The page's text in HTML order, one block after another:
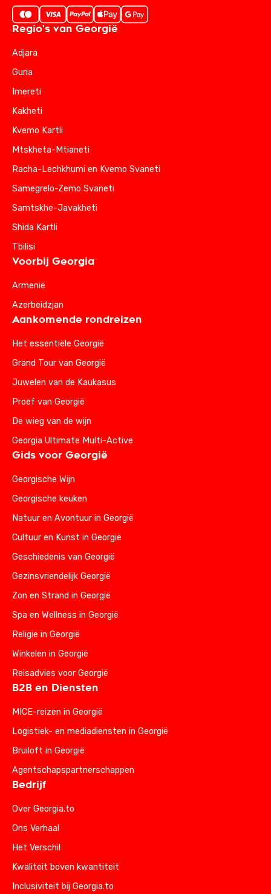
Regio's van Georgië
Adjara
Guria
Imereti
Kakheti
Kvemo Kartli
Mtskheta-Mtianeti
Racha-Lechkhumi en Kvemo Svaneti
Samegrelo-Zemo Svaneti
Samtskhe-Javakheti
Shida Kartli
Tbilisi
Voorbij Georgia
Armenië
Azerbeidzjan
Aankomende rondreizen
Het essentiële Georgië
Grand Tour van Georgië
Juwelen van de Kaukasus
Proef van Georgië
De wieg van de wijn
Georgia Ultimate Multi-Active
Gids voor Georgië
Georgische Wijn
Georgische keuken
Natuur en Avontuur in Georgië
Cultuur en Kunst in Georgië
Geschiedenis van Georgië
Gezinsvriendelijk Georgië
Zon en Strand in Georgië
Spa en Wellness in Georgië
Religie in Georgië
Winkelen in Georgië
Reisadvies voor Georgië
B2B en Diensten
MICE-reizen in Georgië
Logistiek- en mediadiensten in Georgië
Bruiloft in Georgië
Agentschapspartnerschappen
Bedrijf
Over Georgia.to
Ons Verhaal
Het Verschil
Kwaliteit boven kwantiteit
Inclusiviteit bij Georgia.to